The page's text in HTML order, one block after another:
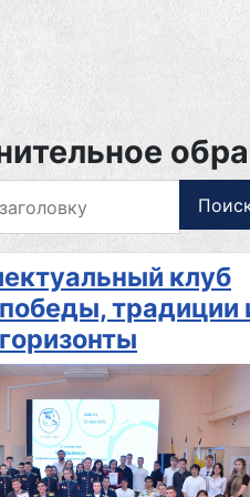
клуб
традиции